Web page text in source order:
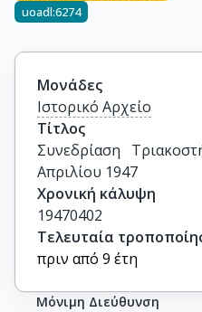
uoadl:6274
Μονάδες
Ιστορικό Αρχείο
Τίτλος
Συνεδρίαση
Απριλίου 1947
Χρονική κάλυψη
19470402
Τελευταία
πριν από 9 έτη
Μόνιμη Διεύθυνση